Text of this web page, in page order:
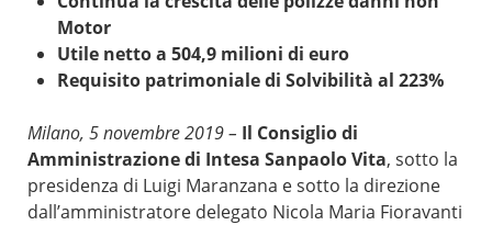
Motor
Utile netto a 504,9 milioni di euro
Requisito patrimoniale di Solvibilità al 223%
Milano, 5 novembre 2019 – Il Consiglio di
Amministrazione di Intesa Sanpaolo Vita, sotto la
presidenza di Luigi Maranzana e sotto la direzione
dall’amministratore delegato Nicola Maria Fioravanti